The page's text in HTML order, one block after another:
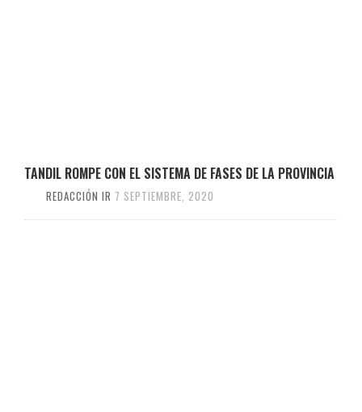
TANDIL ROMPE CON EL SISTEMA DE FASES DE LA PROVINCIA
REDACCIÓN IR 7 SEPTIEMBRE, 2020